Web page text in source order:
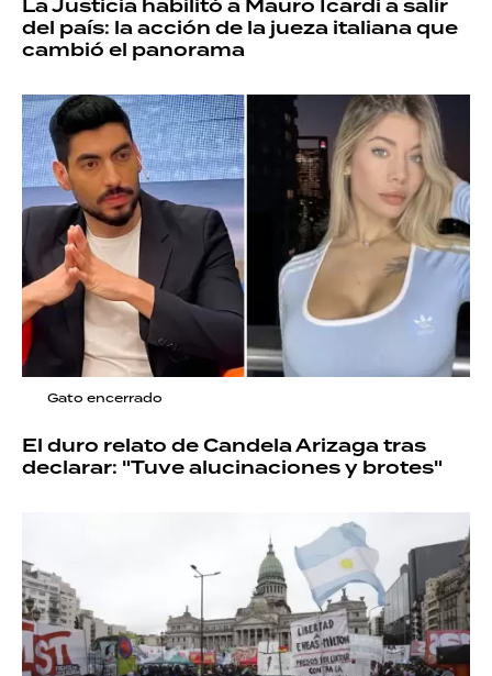
La Justicia habilitó a Mauro Icardi a salir
del país: la acción de la jueza italiana que
cambió el panorama
Gato encerrado
El duro relato de Candela Arizaga tras
declarar: "Tuve alucinaciones y brotes"